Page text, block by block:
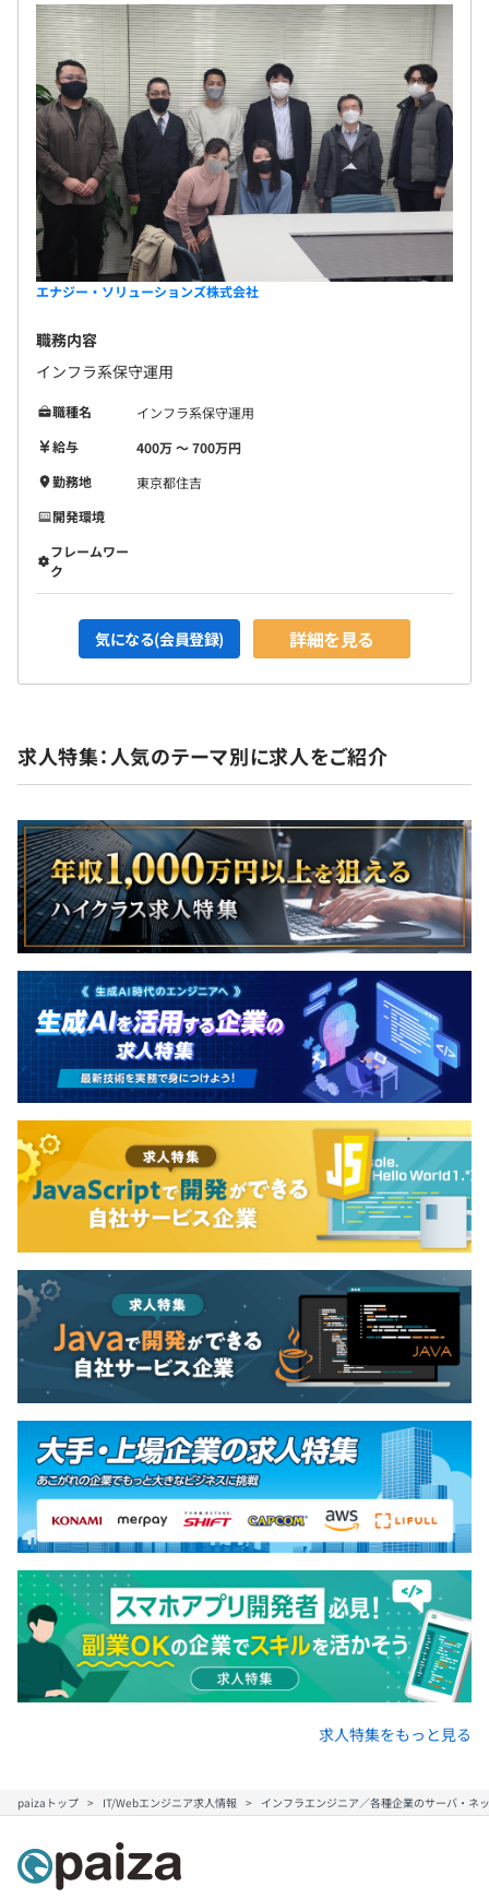
エナジー・ソリューションズ株式会社
職務内容
インフラ系保守運用
職種名
インフラ系保守運用
給与
400万 〜 700万円
勤務地
東京都住吉
開発環境
フレームワー
ク
気になる(会員登録) 詳細を見る
求人特集：人気のテーマ別に求人をご紹介
求人特集をもっと見る
paizaトップ IT/Webエンジニア求人情報 インフラエンジニア／各種企業のサーバ・ネ